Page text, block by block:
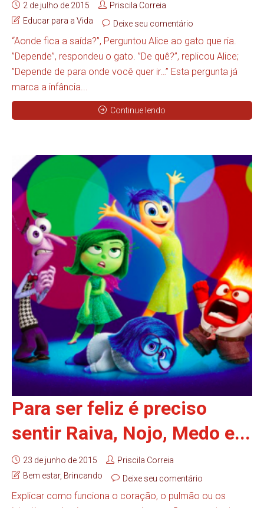
2 de julho de 2015
Priscila Correia
Educar para a Vida
Deixe seu comentário
“Aonde fica a saída?”, Perguntou Alice ao gato que ria.
”Depende”, respondeu o gato. ”De quê?”, replicou Alice;
”Depende de para onde você quer ir…” Esta pergunta já
marca a infância...
Continue lendo
Para ser feliz é preciso
sentir Raiva, Nojo, Medo e...
23 de junho de 2015
Priscila Correia
Bem estar, Brincando Deixe seu comentário
Explicar como funciona o coração, o pulmão ou os